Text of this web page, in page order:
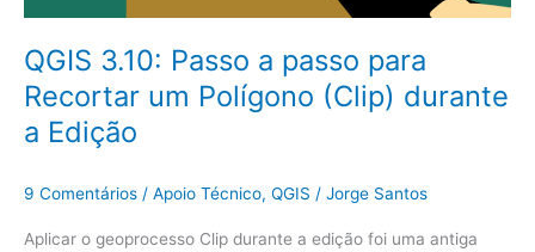
QGIS 3.10: Passo a passo para
Recortar um Polígono (Clip) durante
a Edição
9 Comentários / Apoio Técnico, QGIS / Jorge Santos
Aplicar o geoprocesso Clip durante a edição foi uma antiga